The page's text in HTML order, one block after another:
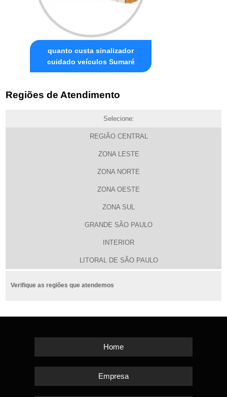
quanto custa sinalizador
cuidado veículos Sumaré
Regiões de Atendimento
Selecione:
REGIÃO CENTRAL
ZONA LESTE
ZONA NORTE
ZONA OESTE
ZONA SUL
GRANDE SÃO PAULO
INTERIOR
LITORAL DE SÃO PAULO
Verifique as regiões que atendemos
Home
Empresa